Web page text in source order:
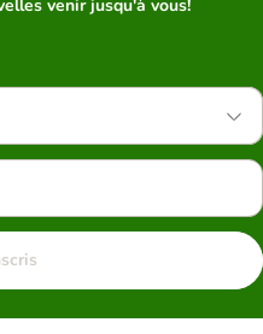
venir jusqu'à vous!